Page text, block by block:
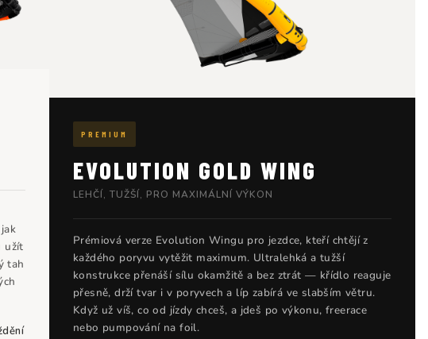
užít
tah
PREMIUM
EVOLUTION GOLD WING
LEHČÍ, TUŽŠÍ, PRO MAXIMÁLNÍ VÝKON
Prémiová verze Evolution Wingu pro jezdce, kteří chtějí z
každého poryvu vytěžit maximum. Ultralehká a tužší
konstrukce přenáší sílu okamžitě a bez ztrát — křídlo reaguje
přesně, drží tvar i v poryvech a líp zabírá ve slabším větru.
Když už víš, co od jízdy chceš, a jdeš po výkonu, freerace
nebo pumpování na foil.